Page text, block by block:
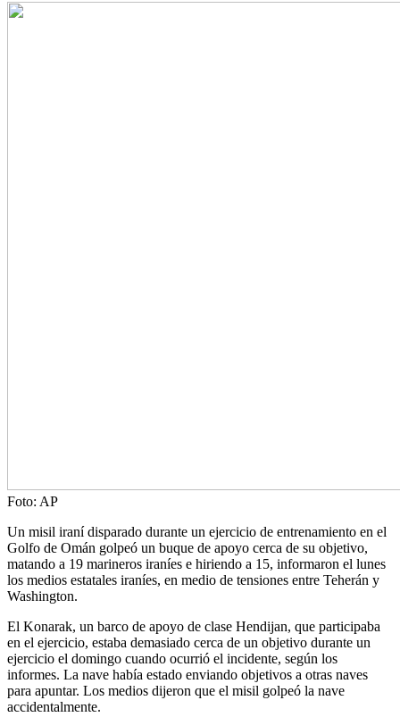
Foto: AP
Un misil iraní disparado durante un ejercicio de entrenamiento en el
Golfo de Omán golpeó un buque de apoyo cerca de su objetivo,
matando a 19 marineros iraníes e hiriendo a 15, informaron el lunes
los medios estatales iraníes, en medio de tensiones entre Teherán y
Washington.
El Konarak, un barco de apoyo de clase Hendijan, que participaba
en el ejercicio, estaba demasiado cerca de un objetivo durante un
ejercicio el domingo cuando ocurrió el incidente, según los
informes. La nave había estado enviando objetivos a otras naves
para apuntar. Los medios dijeron que el misil golpeó la nave
accidentalmente.